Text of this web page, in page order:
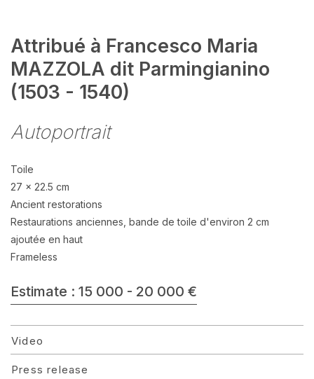
Attribué à Francesco Maria
MAZZOLA dit Parmingianino
(1503 - 1540)
Autoportrait
Toile
27 x 22.5 cm
Ancient restorations
Restaurations anciennes, bande de toile d'environ 2 cm
ajoutée en haut
Frameless
Estimate : 15 000 - 20 000 €
Video
Press release